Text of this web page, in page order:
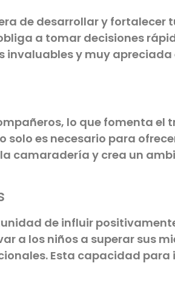
de desarrollar y fortalecer
a tomar decisiones
invaluables y muy
lo que fomenta el
solo es necesario para
camaradería y crea un
de influir
a los niños a superar sus
Esta capacidad para